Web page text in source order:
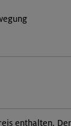
enthalten. Der